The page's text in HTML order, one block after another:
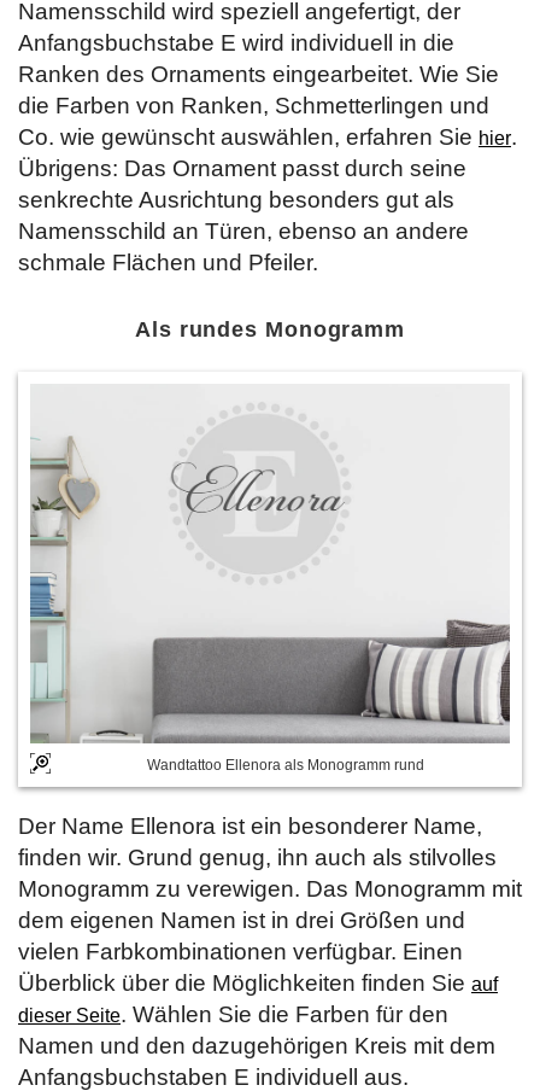
Namensschild wird speziell angefertigt, der
Anfangsbuchstabe E wird individuell in die
Ranken des Ornaments eingearbeitet. Wie Sie
die Farben von Ranken, Schmetterlingen und
Co. wie gewünscht auswählen, erfahren Sie hier.
Übrigens: Das Ornament passt durch seine
senkrechte Ausrichtung besonders gut als
Namensschild an Türen, ebenso an andere
schmale Flächen und Pfeiler.
Als rundes Monogramm
Wandtattoo Ellenora als Monogramm rund
Der Name Ellenora ist ein besonderer Name,
finden wir. Grund genug, ihn auch als stilvolles
Monogramm zu verewigen. Das Monogramm mit
dem eigenen Namen ist in drei Größen und
vielen Farbkombinationen verfügbar. Einen
Überblick über die Möglichkeiten finden Sie auf
dieser Seite. Wählen Sie die Farben für den
Namen und den dazugehörigen Kreis mit dem
Anfangsbuchstaben E individuell aus.